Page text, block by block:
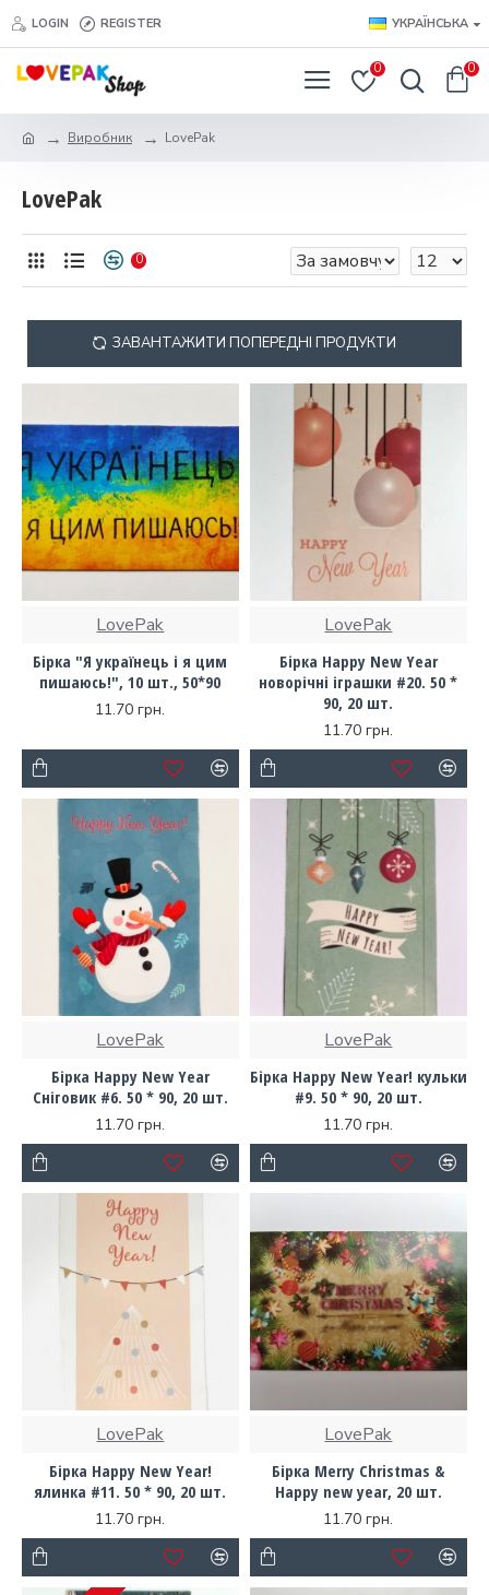
LOGIN REGISTER УКРАЇНСЬКА
0 0
Виробник LovePak
LovePak
0
ЗАВАНТАЖИТИ ПОПЕРЕДНІ ПРОДУКТИ
LovePak
Бірка "Я українець і я цим
пишаюсь!", 10 шт., 50*90
11.70 грн.
LovePak
Бірка Happy New Year
новорічні іграшки #20. 50 *
90, 20 шт.
11.70 грн.
LovePak
Бірка Happy New Year
Сніговик #6. 50 * 90, 20 шт.
11.70 грн.
LovePak
Бірка Happy New Year! кульки
#9. 50 * 90, 20 шт.
11.70 грн.
LovePak
Бірка Happy New Year!
ялинка #11. 50 * 90, 20 шт.
11.70 грн.
LovePak
Бірка Merry Christmas &
Happy new year, 20 шт.
11.70 грн.